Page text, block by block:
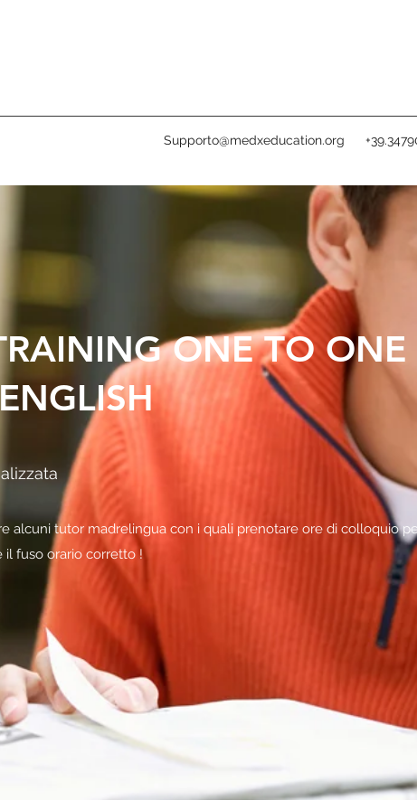
Supporto@medxeducation.org
ONE TO
alcuni tutor madrelingua con i quali prenotare ore di colloquio
il fuso orario corretto !